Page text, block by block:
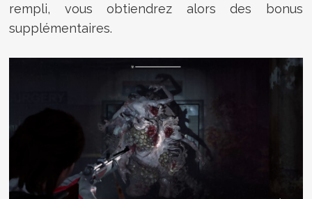
rempli, vous obtiendrez alors des bonus
supplémentaires.